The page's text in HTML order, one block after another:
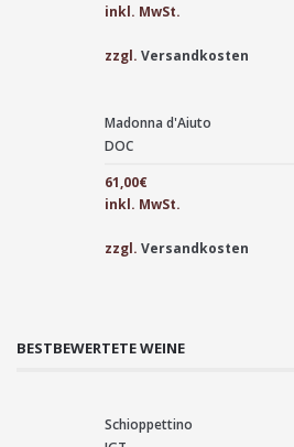
inkl. MwSt.
zzgl. Versandkosten
Madonna d'Aiuto
DOC
61,00€
inkl. MwSt.
zzgl. Versandkosten
BESTBEWERTETE WEINE
Schioppettino